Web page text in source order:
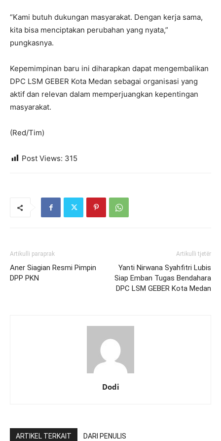
“Kami butuh dukungan masyarakat. Dengan kerja sama,
kita bisa menciptakan perubahan yang nyata,”
pungkasnya.
Kepemimpinan baru ini diharapkan dapat mengembalikan
DPC LSM GEBER Kota Medan sebagai organisasi yang
aktif dan relevan dalam memperjuangkan kepentingan
masyarakat.
(Red/Tim)
Post Views: 315
Artikulli paraprak
Aner Siagian Resmi Pimpin
DPP PKN
Artikulli tjetër
Yanti Nirwana Syahfitri Lubis
Siap Emban Tugas Bendahara
DPC LSM GEBER Kota Medan
Dodi
ARTIKEL TERKAIT DARI PENULIS